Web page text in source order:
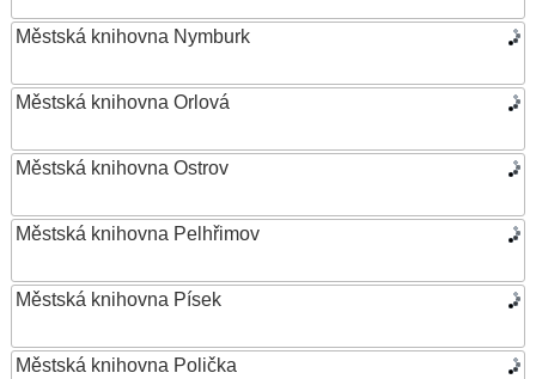
Městská knihovna Nymburk
Městská knihovna Orlová
Městská knihovna Ostrov
Městská knihovna Pelhřimov
Městská knihovna Písek
Městská knihovna Polička